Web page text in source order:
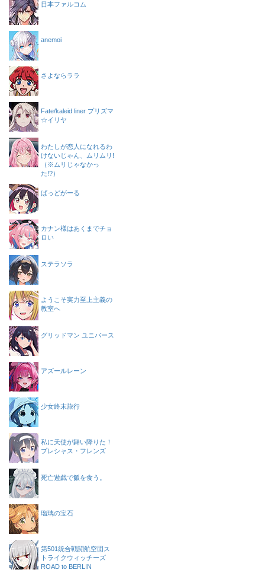
日本ファルコム
anemoi
さよならララ
Fate/kaleid liner プリズマ
☆イリヤ
わたしが恋人になれるわ
けないじゃん、ムリムリ!
（※ムリじゃなかっ
た!?）
ばっどがーる
カナン様はあくまでチョ
ロい
ステラソラ
ようこそ実力至上主義の
教室へ
グリッドマン ユニバース
アズールレーン
少女終末旅行
私に天使が舞い降りた！
プレシャス・フレンズ
死亡遊戯で飯を食う。
瑠璃の宝石
第501統合戦闘航空団ス
トライクウィッチーズ
ROAD to BERLIN